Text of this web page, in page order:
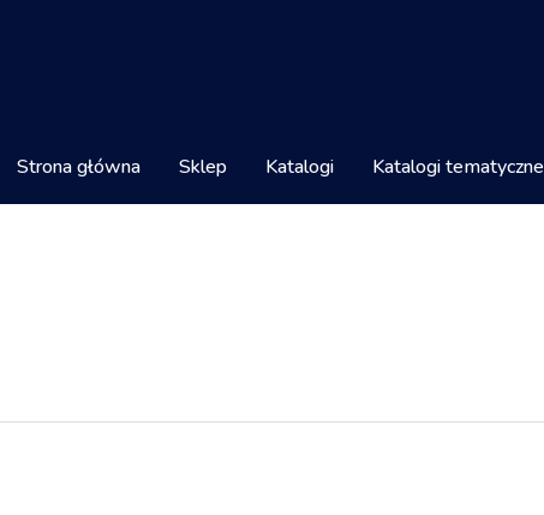
Strona główna Sklep Katalogi Katalogi tematyczne